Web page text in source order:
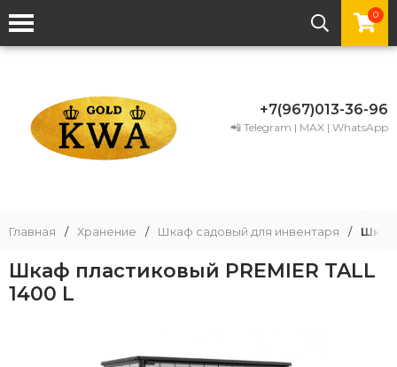
0
+7(967)013-36-96
📲 Telegram | MAX | WhatsApp
Главная / Хранение / Шкаф садовый для инвентаря / Шкаф
Шкаф пластиковый PREMIER TALL
1400 L